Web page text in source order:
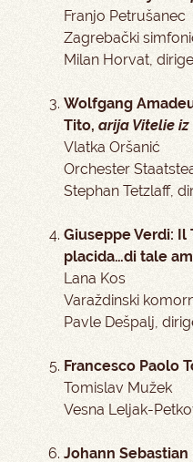
Franjo Petrušanec
Zagrebački
Milan Horvat,
Wolfgang
Tito, arija Vitelie iz
Vlatka Oršanić
Orchester
Stephan Tetzlaff,
Giuseppe Verdi: Il
placida…di tale
Lana Kos
Varaždinski
Pavle Dešpalj,
Francesco Paolo
Tomislav Mužek
Vesna Leljak-
Johann